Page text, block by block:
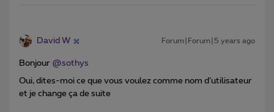
David W Forum|Forum|5 years ago
Bonjour @sothys
Oui, dites-moi ce que vous voulez comme nom d’utilisateur
et je change ça de suite